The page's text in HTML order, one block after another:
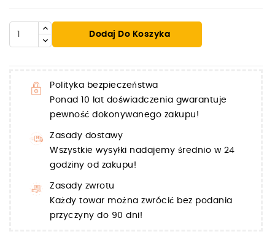
Dodaj Do Koszyka
Polityka bezpieczeństwa
Ponad 10 lat doświadczenia gwarantuje
pewność dokonywanego zakupu!
Zasady dostawy
Wszystkie wysyłki nadajemy średnio w 24
godziny od zakupu!
Zasady zwrotu
Każdy towar można zwrócić bez podania
przyczyny do 90 dni!